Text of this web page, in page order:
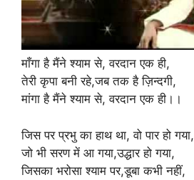
माँगा है मैंने श्याम से, वरदान एक ही,
तेरी कृपा बनी रहे,जब तक है ज़िन्दगी,
मांगा है मैंने श्याम से, वरदान एक ही।।
जिस पर प्रभु का हाथ था, वो पार हो गया,
जो भी सरण में आ गया,उद्धार हो गया,
जिसका भरोसा श्याम पर,डूबा कभी नहीं,